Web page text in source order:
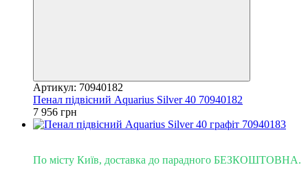
Артикул: 70940182
Пенал підвісний Aquarius Silver 40 70940182
7 956 грн
По місту Київ, доставка до парадного БЕЗКОШТОВНА.